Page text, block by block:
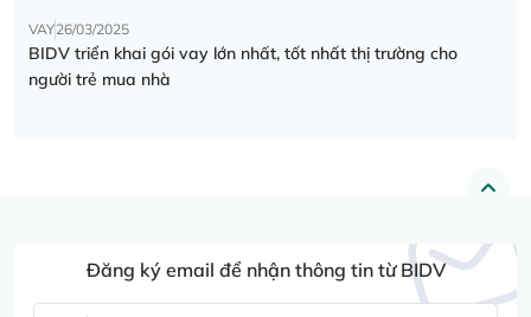
VAY26/03/2025
BIDV triển khai gói vay lớn nhất, tốt nhất thị trường cho
người trẻ mua nhà
Đăng ký email để nhận thông tin từ BIDV